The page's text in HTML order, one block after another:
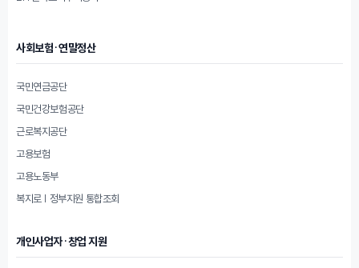
사회보험·연말정산
국민연금공단
국민건강보험공단
근로복지공단
고용보험
고용노동부
복지로 | 정부지원 통합조회
개인사업자·창업 지원